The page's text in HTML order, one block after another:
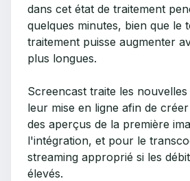
dans cet état de traitement
quelques minutes, bien que le
traitement puisse augmenter
plus longues.
Screencast traite les
leur mise en ligne afin de
des aperçus de la première
l'intégration, et pour le
streaming approprié si les
élevés.